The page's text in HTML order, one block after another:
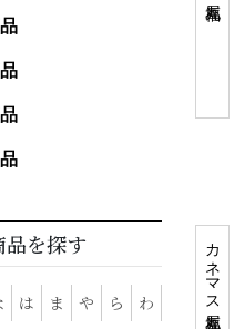
を探す
は ま や ら わ カネマス福丸屋